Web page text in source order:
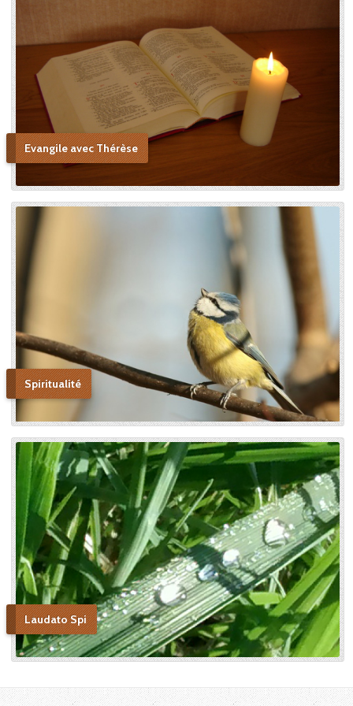
Sainte Vierge : « Si je n’ai
point vu le modèle, j’aime à
me persuader que j’ai vu la
copie. » Après sa mort, c’est
Céline qui plaida sa cause en
canonisation en défendant
au procès ecclésiastique sa «
petite voie » si novatrice : « Ce
autels, mais l’instrument dont
le bon Dieu s’était servi pour
montrer aux âmes “la voie de
l’enfance spirituelle” afin qu’il
produise tout l’effet pour
lequel il avait été créé. » En
promulguant le décret sur
l’héroïcité des vertus de
Thérèse, le pape Benoît XV
saluera cette « voie de la
confiance et de l’abandon ».
Bonne lecture pour aller de
découvertes en découvertes.
« Autobiographie de la sœur
et novice de la Petite
Thérèse. Histoire d’un tison
arraché du feu. » Edition du
Carmel. 386 pages. 20 Euros
Evangile avec Thérèse
Spiritualité
Laudato Spi